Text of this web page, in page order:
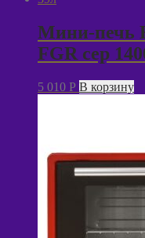
Мини-печь
FGR сер
5 010 P В корзину